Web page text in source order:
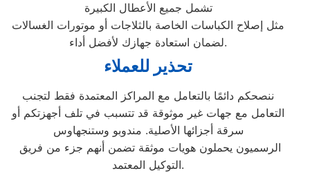
تشمل جميع الأعطال الكبيرة
مثل إصلاح الكباسات الخاصة بالثلاجات أو موتورات الغسالات
لضمان استعادة جهازك لأفضل أداء.
تحذير للعملاء
ننصحكم دائمًا بالتعامل مع المراكز المعتمدة فقط لتجنب
التعامل مع جهات غير موثوقة قد تتسبب في تلف أجهزتكم أو
سرقة أجزائها الأصلية. مندوبو وستنجهاوس
التوكيل المعتمد.